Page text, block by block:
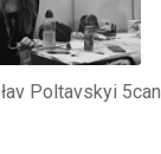
Poltavskyi